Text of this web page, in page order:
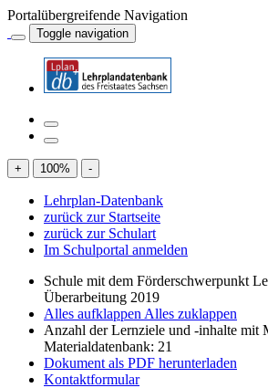
Portalübergreifende Navigation
Toggle navigation
+ 100% -
Lehrplan-Datenbank
zurück zur Startseite
zurück zur Schulart
Im Schulportal anmelden
Schule mit dem Förderschwerpunkt
Überarbeitung 2019
Alles aufklappen Alles zuklappen
Anzahl der Lernziele und -inhalte mit
Materialdatenbank: 21
Dokument als PDF herunterladen
Kontaktformular